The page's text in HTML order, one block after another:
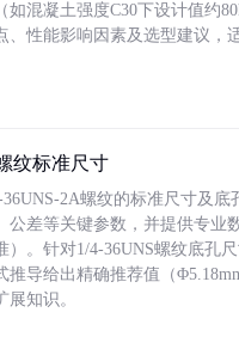
混凝土强度C30下设计值约
、性能影响因素及选型建议，
纹标准尺寸
2A螺纹的标准尺寸及底
公差等关键参数，并提供专业
）。针对1/4-36UNS螺纹底孔
推导给出精确推荐值（
展知识。